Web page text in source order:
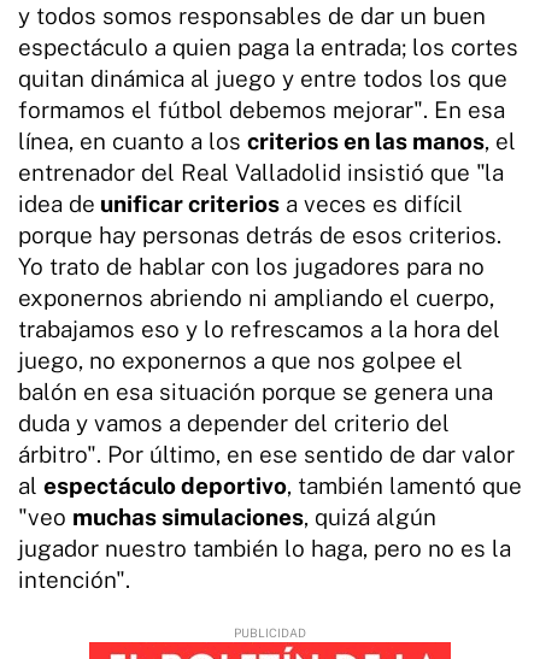
y todos somos responsables de dar un buen
espectáculo a quien paga la entrada; los cortes
quitan dinámica al juego y entre todos los que
formamos el fútbol debemos mejorar". En esa
línea, en cuanto a los criterios en las manos, el
entrenador del Real Valladolid insistió que "la
idea de unificar criterios a veces es difícil
porque hay personas detrás de esos criterios.
Yo trato de hablar con los jugadores para no
exponernos abriendo ni ampliando el cuerpo,
trabajamos eso y lo refrescamos a la hora del
juego, no exponernos a que nos golpee el
balón en esa situación porque se genera una
duda y vamos a depender del criterio del
árbitro". Por último, en ese sentido de dar valor
al espectáculo deportivo, también lamentó que
"veo muchas simulaciones, quizá algún
jugador nuestro también lo haga, pero no es la
intención".